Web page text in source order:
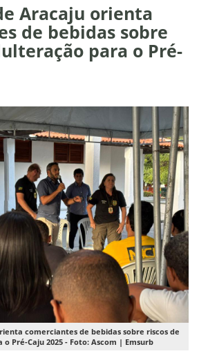
Aracaju orienta
de bebidas sobre
para o Pré-
comerciantes de bebidas sobre riscos de
Pré-Caju 2025 - Foto: Ascom | Emsurb